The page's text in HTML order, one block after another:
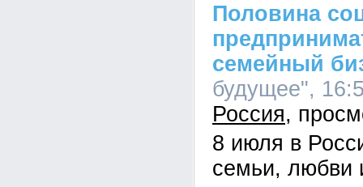
Половина
семейный
будущее",
Россия
8 июля в
семьи, любви